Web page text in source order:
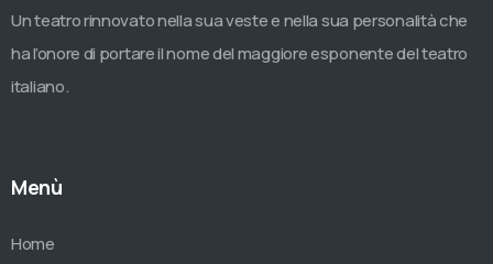
Un teatro rinnovato nella sua veste e nella sua personalità che
ha l’onore di portare il nome del maggiore esponente del teatro
italiano.
Menù
Home